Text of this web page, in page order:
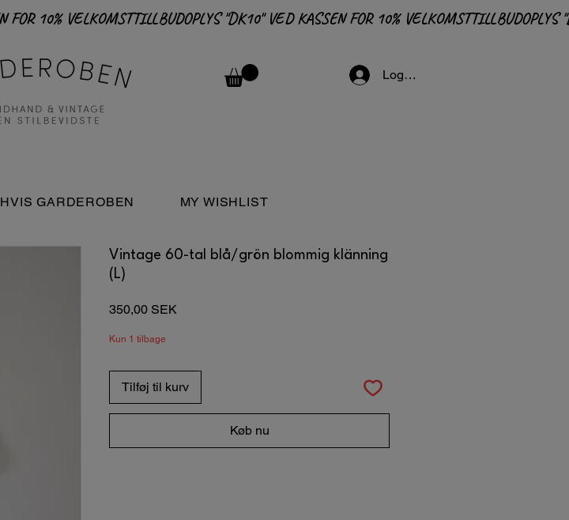
Logga in
HVIS GARDEROBEN MY WISHLIST
Vintage 60-tal blå/grön blommig klänning
(L)
350,00 SEK
Kun 1 tilbage
Tilføj til kurv
Køb nu